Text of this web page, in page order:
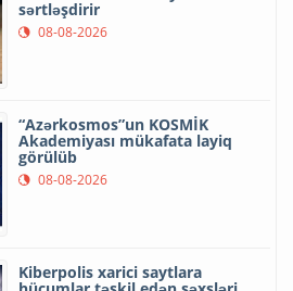
sərtləşdirir
08-08-2026
“Azərkosmos”un KOSMİK
Akademiyası mükafata layiq
görülüb
08-08-2026
Kiberpolis xarici saytlara